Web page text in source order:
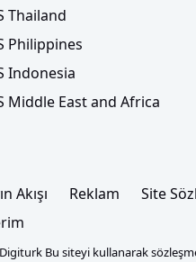
Thailand
Philippines
Indonesia
Middle East and Africa
Akışı Reklam Site
Bu siteyi kullanarak